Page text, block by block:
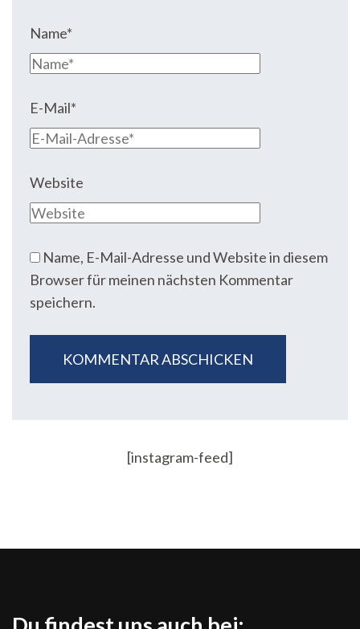
Name*
E-Mail*
Website
Name, E-Mail-Adresse und Website in diesem
Browser für meinen nächsten Kommentar
speichern.
[instagram-feed]